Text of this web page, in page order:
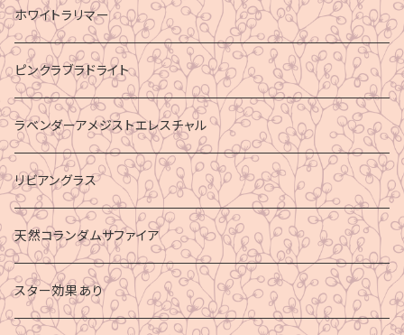
ホワイトラリマー
ピンクラブラドライト
ラベンダーアメジストエレスチャル
リビアングラス
天然コランダムサファイア
スター効果あり